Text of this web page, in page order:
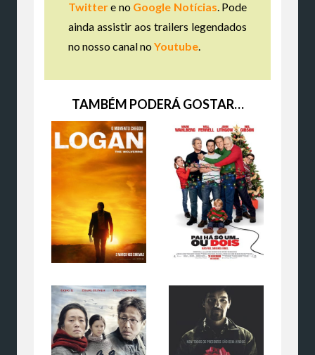
Twittere no Google Notícias . Pode
ainda assistir aos trailers legendados
no nosso canal noYoutube
TAMBÉM PODERÁ GOSTAR…